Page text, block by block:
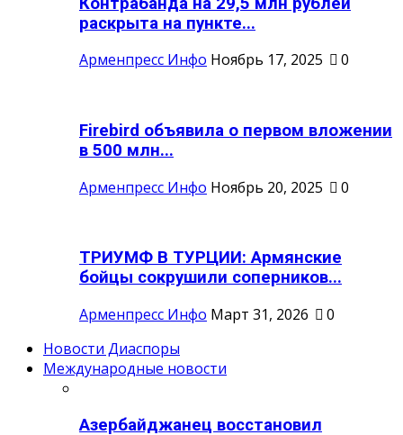
раскрыта на пункте...
Арменпресс Инфо Ноябрь 17, 2025 0
Firebird объявила о первом вложении
в 500 млн...
Арменпресс Инфо Ноябрь 20, 2025 0
ТРИУМФ В ТУРЦИИ: Армянские
бойцы сокрушили соперников...
Арменпресс Инфо Март 31, 2026
0
Новости Диаспоры
Международные новости
Азербайджанец восстановил